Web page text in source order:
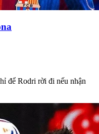
để Rodri rời đi nếu nhận